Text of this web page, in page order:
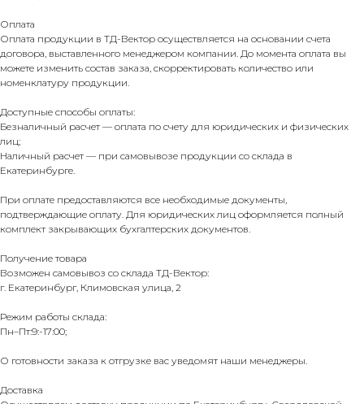
Оплата
Оплата продукции в ТД-Вектор осуществляется на основании счета
договора, выставленного менеджером компании. До момента оплата вы
можете изменить состав заказа, скорректировать количество или
номенклатуру продукции.
Доступные способы оплаты:
Безналичный расчет — оплата по счету для юридических и физических
лиц;
Наличный расчет — при самовывозе продукции со склада в
Екатеринбурге.
При оплате предоставляются все необходимые документы,
подтверждающие оплату. Для юридических лиц оформляется полный
комплект закрывающих бухгалтерских документов.
Получение товара
Возможен самовывоз со склада ТД-Вектор:
г. Екатеринбург, Климовская улица, 2
Режим работы склада:
Пн–Пт:9:-17:00;
О готовности заказа к отгрузке вас уведомят наши менеджеры.
Доставка